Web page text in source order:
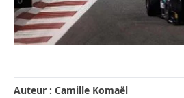
Auteur : Camille Komaël